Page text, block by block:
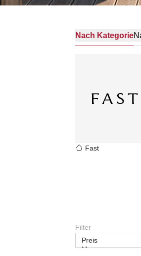
Nach Kategorie
Fast
Filter
Preis
Max.